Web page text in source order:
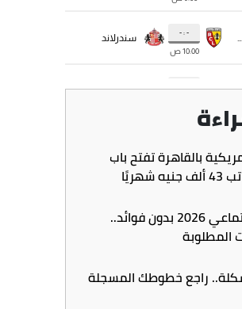
بالقاهرة تفتح باب
قرض بنك ناصر الاجتماعي 2026 بدون فوائد..
المطلوبة
راجع خطوطك المسجلة